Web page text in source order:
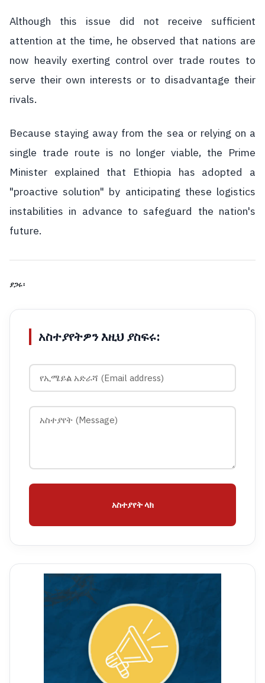
Although this issue did not receive sufficient
attention at the time, he observed that nations are
now heavily exerting control over trade routes to
serve their own interests or to disadvantage their
rivals.
Because staying away from the sea or relying on a
single trade route is no longer viable, the Prime
Minister explained that Ethiopia has adopted a
"proactive solution" by anticipating these logistics
instabilities in advance to safeguard the nation's
future.
ያጋሩ፡
አስተያየትዎን እዚህ ያስፍሩ:
አስተያየት ላክ